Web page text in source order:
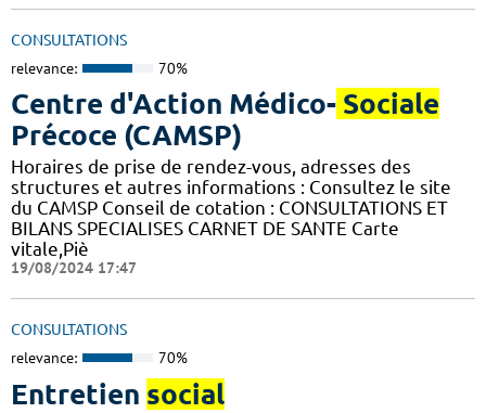
CONSULTATIONS
relevance: 70%
Centre d'Action Médico- Sociale
Précoce (CAMSP)
Horaires de prise de rendez-vous, adresses des
structures et autres informations : Consultez le site
du CAMSP Conseil de cotation : CONSULTATIONS ET
BILANS SPECIALISES CARNET DE SANTE Carte
vitale,Piè
19/08/2024 17:47
CONSULTATIONS
relevance: 70%
Entretien social